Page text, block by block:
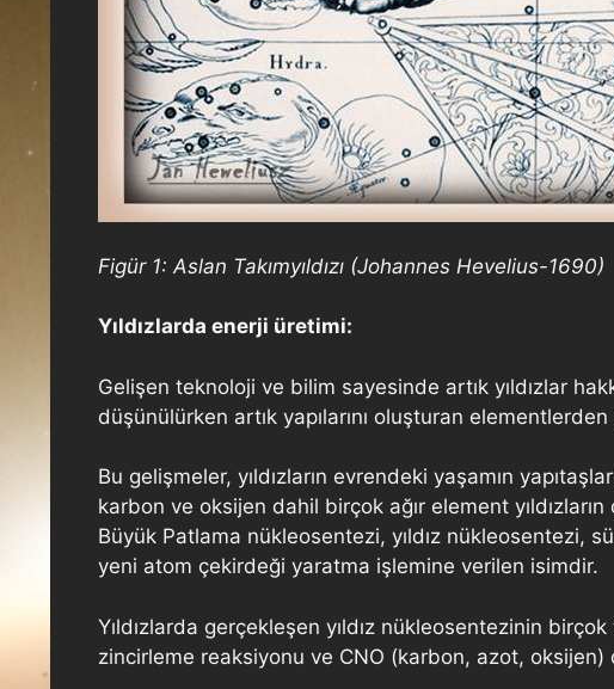
Figür 1: Aslan Takımyıldızı (Johannes Hevelius-1690)
Yıldızlarda enerji üretimi:
Gelişen teknoloji ve bilim sayesinde artık yıldızlar
düşünülürken artık yapılarını oluşturan
Bu gelişmeler, yıldızların evrendeki yaşamın
karbon ve oksijen dahil birçok ağır element
Büyük Patlama nükleosentezi, yıldız nükleosentezi,
yeni atom çekirdeği yaratma işlemine verilen isimdir.
Yıldızlarda gerçekleşen yıldız nükleosentezinin
zincirleme reaksiyonu ve CNO (karbon, azot, oksijen)